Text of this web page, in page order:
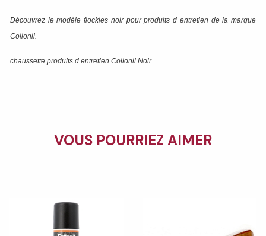
Découvrez le modèleflockies noirpour produits d entretien de la marque
Collonil.
chaussette produits d entretien Collonil Noir
VOUS POURRIEZ AIMER